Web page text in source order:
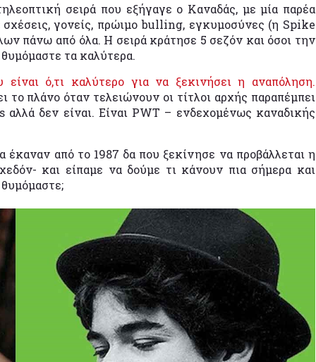
σειρά που εξήγαγε ο Καναδάς, με μία παρέα
γονείς, πρώιμο bulling, εγκυμοσύνες (η Spike
πάνω από όλα. Η σειρά κράτησε 5 σεζόν και όσοι την
τα καλύτερα.
ό,τι καλύτερο για να ξεκινήσει η αναπόληση.
πλάνο όταν τελειώνουν οι τίτλοι αρχής παραπέμπει
δεν είναι. Είναι PWT – ενδεχομένως καναδικής
έκαναν από το 1987 δα που ξεκίνησε να προβάλλεται η
και είπαμε να δούμε τι κάνουν πια σήμερα και